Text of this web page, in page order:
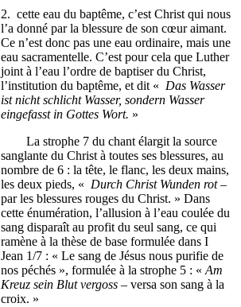
2. cette eau du baptême, c’est Christ qui nous
l’a donné par la blessure de son cœur aimant.
Ce n’est donc pas une eau ordinaire, mais une
eau sacramentelle. C’est pour cela que Luther
joint à l’eau l’ordre de baptiser du Christ,
l’institution du baptême, et dit « Das Wasser
ist nicht schlicht Wasser, sondern Wasser
eingefasst in Gottes Wort. »
La strophe 7 du chant élargit la source
sanglante du Christ à toutes ses blessures, au
nombre de 6 : la tête, le flanc, les deux mains,
les deux pieds, « Durch Christ Wunden rot–
par les blessures rouges du Christ. » Dans
cette énumération, l’allusion à l’eau coulée du
sang disparaît au profit du seul sang, ce qui
ramène à la thèse de base formulée dans I
Jean 1/7 : « Le sang de Jésus nous purifie de
nos péchés », formulée à la strophe 5 : «Am
Kreuz sein Blut vergoss – versa son sang à la
croix. »